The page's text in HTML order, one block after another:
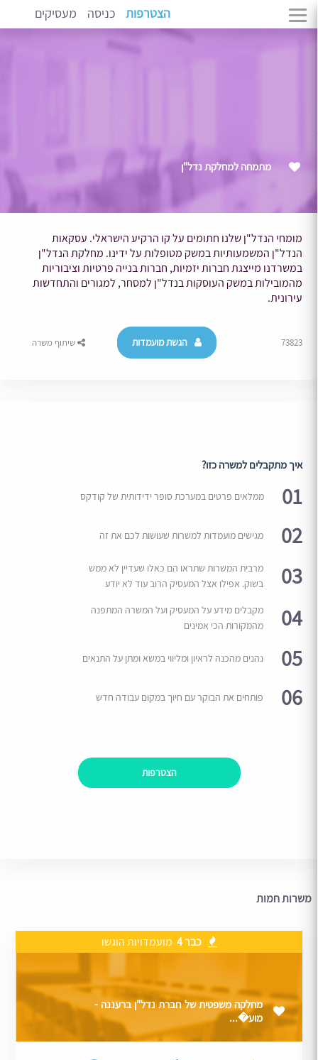
הצטרפות כניסה מעסיקים
מתמחה למחלקת נדל"ן
מומחי הנדל"ן שלנו חתומים על קו הרקיע הישראלי. עסקאות
הנדל"ן המשמעותיות במשק מטופלות על ידינו. מחלקת הנדל"ן
במשרדנו מייצגת חברות יזמיות, חברות בנייה פרטיות וציבוריות
מהמובילות במשק העוסקות בנדל"ן למסחר, למגורים והתחדשות
עירונית.
73823 הגשת מועמדות שיתוף משרה
איך מתקבלים למשרה כזו?
01 ממלאים פרטים במערכת סופר ידידותית של קודקס
02 מגישים מועמדות למשרות שעושות לכם את זה
03
מרבית המשרות שתראו הם כאלו שעדיין לא ממש
בשוק. אפילו אצל המעסיק הרוב עוד לא יודע
04
מקבלים מידע על המעסיק ועל המשרה המתפנה
מהמקורות הכי אמינים
05 נהנים מהכנה לראיון ומליווי במשא ומתן על התנאים
06 פותחים את הבוקר עם חיוך במקום עבודה חדש
הצטרפות
משרות חמות
כבר 4 מועמדויות הוגשו
מחלקה משפטית של חברת נדל"ן ברעננה -
מוע�...